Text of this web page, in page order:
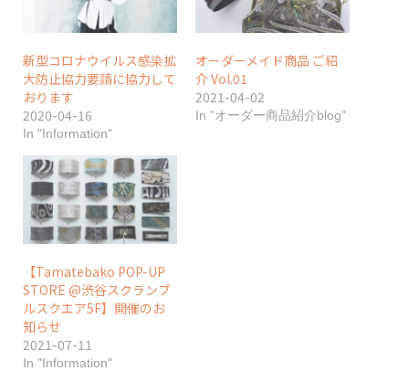
新型コロナウイルス感染拡
大防止協力要請に協力して
おります
2020-04-16
In "Information"
オーダーメイド商品 ご紹
介 Vol.01
2021-04-02
In "オーダー商品紹介blog"
【Tamatebako POP-UP
STORE @渋谷スクランブ
ルスクエア5F】開催のお
知らせ
2021-07-11
In "Information"